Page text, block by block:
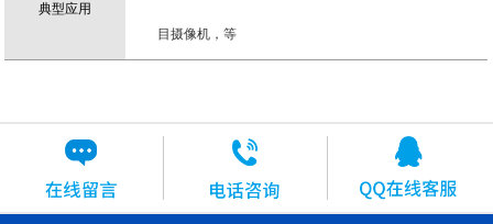
典型应用
目摄像机，等